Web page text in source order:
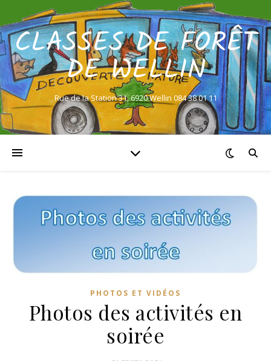
CLASSES DE FORÊT
DE WELLIN
Rue de la Station 31, 6920 Wellin 084 38 01 11
PHOTOS ET VIDÉOS
Photos des activités en
soirée